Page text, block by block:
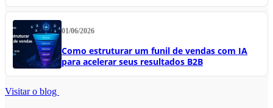
01/06/2026
Como estruturar um funil de vendas com IA
para acelerar seus resultados B2B
Visitar o blog